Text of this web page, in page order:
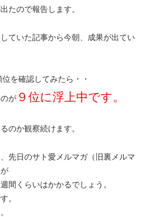
たので報告します。
ていた記事から今朝、成果が出てい
を確認してみたら・・
が ９位に浮上中です。
のか観察続けます。
先日のサト愛メルマガ（旧裏メルマ
間くらいはかかるでしょう。
。